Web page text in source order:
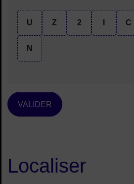
U Z 2 C
N
VALIDER
Localiser